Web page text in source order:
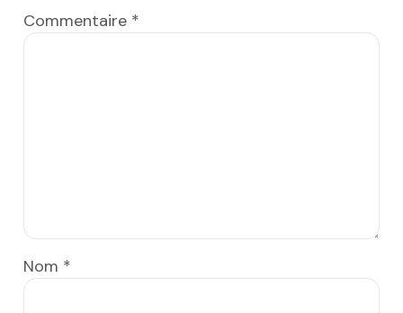
Commentaire *
Nom *